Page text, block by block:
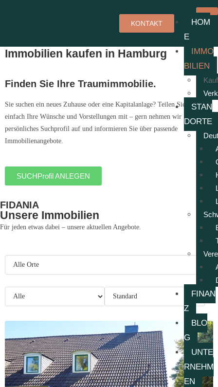
KONTAKT
HOM
E
IMMO
BILIEN
STAN
DORTE
FINAN
Z
BLO
G
UNTE
RNEHM
EN
Immobilien kaufen in Hamburg
Finden Sie Ihre Traumimmobilie.
Sie suchen ein neues Zuhause oder eine Kapitalanlage? Teilen Sie uns
einfach Ihre Wünsche und Vorstellungen mit – gern nehmen wir Ihr
persönliches Suchprofil auf und informieren Sie über passende
Immobilienangebote.
SUCHProfil ANLEGEN
FIDANIA
Unsere Immobilien
Für jeden etwas dabei – unsere aktuellen Angebote.